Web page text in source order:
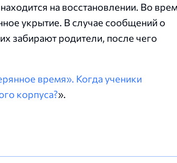
на восстановлении. Во
укрытие. В случае сообщений о
забирают родители, после чего
время». Когда ученики
корпуса?».